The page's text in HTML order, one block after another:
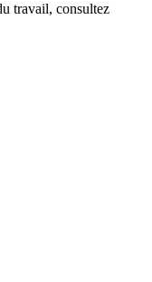
travail, consultez